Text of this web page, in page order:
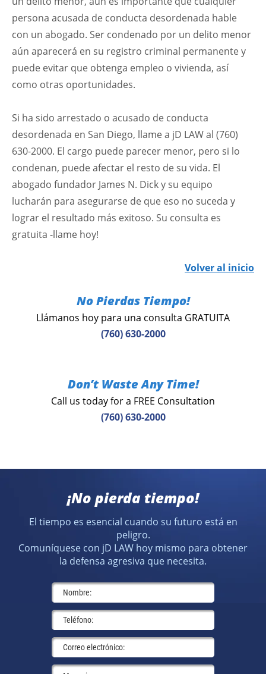
persona acusada de conducta desordenada hable
con un abogado. Ser condenado por un delito menor
aún aparecerá en su registro criminal permanente y
puede evitar que obtenga empleo o vivienda, así
como otras oportunidades.
Si ha sido arrestado o acusado de conducta
desordenada en San Diego, llame a jD LAW al (760)
630-2000. El cargo puede parecer menor, pero si lo
condenan, puede afectar el resto de su vida. El
abogado fundador James N. Dick y su equipo
lucharán para asegurarse de que eso no suceda y
lograr el resultado más exitoso. Su consulta es
gratuita -llame hoy!
Volver al inicio
No Pierdas Tiempo!
Llámanos hoy para una consulta GRATUITA
(760) 630-2000
Don’t Waste Any Time!
Call us today for a FREE Consultation
(760) 630-2000
¡No pierda tiempo!
El tiempo es esencial cuando su futuro está en
peligro.
Comuníquese con jD LAW hoy mismo para obtener
la defensa agresiva que necesita.